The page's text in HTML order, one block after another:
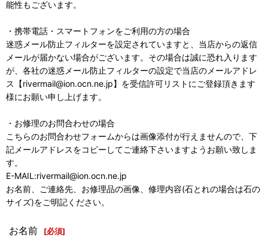
能性もございます。
・携帯電話・スマートフォンをご利用の方の場合
迷惑メール防止フィルターを設定されていますと、当店からの返信
メールが届かない場合がございます。その場合は誠に恐れ入ります
が、各社の迷惑メール防止フィルターの設定で当店のメールアドレ
ス【rivermail@ion.ocn.ne.jp】を受信許可リストにご登録頂きます
様にお願い申し上げます。
・お修理のお問合わせの場合
こちらのお問合わせフォームからは画像添付が行えませんので、下
記メールアドレスをコピーしてご連絡下さいますようお願い致しま
す。
E-MAIL:rivermail@ion.ocn.ne.jp
お名前、ご連絡先、お修理品の画像、修理内容(石とれの場合は石の
サイズ)をご明記ください。
お名前 [必須]